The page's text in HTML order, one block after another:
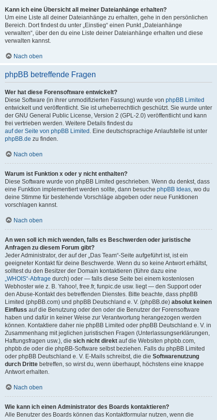
Kann ich eine Übersicht all meiner Dateianhänge erhalten?
Um eine Liste all deiner Dateianhänge zu erhalten, gehe in den persönlichen
Bereich. Dort findest du unter „Einstieg“ einen Punkt „Dateianhänge
verwalten“, über den du eine Liste deiner Dateianhänge erhalten und diese
verwalten kannst.
Nach oben
phpBB betreffende Fragen
Wer hat diese Forensoftware entwickelt?
Diese Software (in ihrer unmodifizierten Fassung) wurde von phpBB Limited
entwickelt und veröffentlicht. Sie ist urheberrechtlich geschützt. Sie wurde unter
der GNU General Public License, Version 2 (GPL-2.0) veröffentlicht und kann
frei vertrieben werden. Weitere Details findest du
auf der Seite von phpBB Limited . Eine deutschsprachige Anlaufstelle ist unter
phpBB.de zu finden.
Nach oben
Warum ist Funktion x oder y nicht enthalten?
Diese Software wurde von phpBB Limited geschrieben. Wenn du denkst, dass
eine Funktion implementiert werden sollte, dann besuche phpBB Ideas, wo du
deine Stimme für bestehende Vorschläge abgeben oder neue Funktionen
vorschlagen kannst.
Nach oben
An wen soll ich mich wenden, falls es Beschwerden oder juristische
Anfragen zu diesem Forum gibt?
Jeder Administrator, der auf der „Das Team“-Seite aufgeführt ist, ist ein
geeigneter Kontakt für deine Beschwerde. Wenn du so keine Antwort erhältst,
solltest du den Besitzer der Domain kontaktieren (führe dazu eine
„WHOIS“-Abfrage durch) oder — falls diese Seite bei einem kostenlosen
Webhoster wie z. B. Yahoo!, free.fr, funpic.de usw. liegt — den Support oder
den Abuse-Kontakt des betreffenden Dienstes. Bitte beachte, dass phpBB
Limited (phpBB.com) und phpBB Deutschland e. V. (phpBB.de) absolut keinen
Einfluss auf die Benutzung oder den oder die Benutzer der Forensoftware
haben und dafür in keiner Weise zur Verantwortung herangezogen werden
können. Kontaktiere daher nie phpBB Limited oder phpBB Deutschland e. V. in
Zusammenhang mit jeglichen juristischen Fragen (Unterlassungserklärungen,
Haftungsfragen usw.), die sich nicht direkt auf die Websiten phpbb.com,
phpbb.de oder die phpBB-Software selbst beziehen. Falls du phpBB Limited
oder phpBB Deutschland e. V. E-Mails schreibst, die die Softwarenutzung
durch Dritte betreffen, so wirst du, wenn überhaupt, höchstens eine knappe
Antwort erhalten.
Nach oben
Wie kann ich einen Administrator des Boards kontaktieren?
Alle Benutzer des Boards können das Kontaktformular nutzen, wenn die